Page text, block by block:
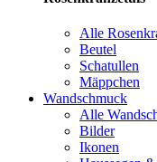
Alle
Beutel
Schatullen
Mäppchen
Wandschmuck
Alle
Bilder
Ikonen